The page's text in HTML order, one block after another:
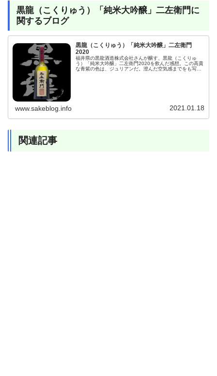
黒龍（こくりゅう）「純米大吟醸」二左衛門に
関するブログ
黒龍（こくりゅう）「純米大吟醸」二左衛門
2020
福井県の黒龍酒造株式会社さんが醸す、黒龍（こくりゅ
う）「純米大吟醸」二左衛門2020を飲んだ感想。この高貴
な青紫の色は、ジュリアンだ。澄んだ空気感までをも写し
www.sakeblog.info 2021.01.18
関連記事